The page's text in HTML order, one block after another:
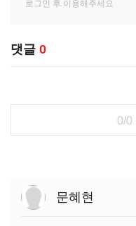
댓글 0
0/0
문혜현